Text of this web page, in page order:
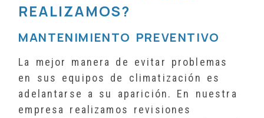
REALIZAMOS?
MANTENIMIENTO PREVENTIVO
La mejor manera de evitar problemas
en sus equipos de climatización es
adelantarse a su aparición. En nuestra
empresa realizamos revisiones